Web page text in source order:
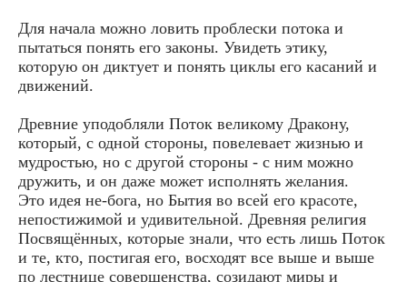
Для начала можно ловить проблески потока и
пытаться понять его законы. Увидеть этику,
которую он диктует и понять циклы его касаний и
движений.
Древние уподобляли Поток великому Дракону,
который, с одной стороны, повелевает жизнью и
мудростью, но с другой стороны - с ним можно
дружить, и он даже может исполнять желания.
Это идея не-бога, но Бытия во всей его красоте,
непостижимой и удивительной. Древняя религия
Посвящённых, которые знали, что есть лишь Поток
и те, кто, постигая его, восходят все выше и выше
по лестнице совершенства, созидают миры и